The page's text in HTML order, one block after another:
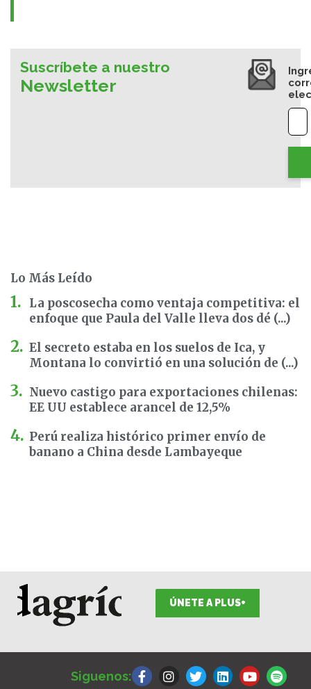
Suscríbete a nuestro
Newsletter
Lo Más Leído
La poscosecha como ventaja competitiva: el
enfoque que Paula del Valle lleva dos dé (...)
El secreto estaba en los suelos de Ica, y
Montana lo convirtió en una solución de (...)
Nuevo castigo para exportaciones chilenas:
EE UU establece arancel de 12,5%
Perú realiza histórico primer envío de
banano a China desde Lambayeque
ÚNETE A PLUS+
Siguenos:
a
c
n
s
w
i
i
n
o
u
p
o